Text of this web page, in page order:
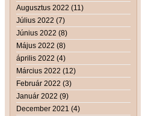
Augusztus 2022 (11)
Július 2022 (7)
Június 2022 (8)
Május 2022 (8)
április 2022 (4)
Március 2022 (12)
Február 2022 (3)
Január 2022 (9)
December 2021 (4)